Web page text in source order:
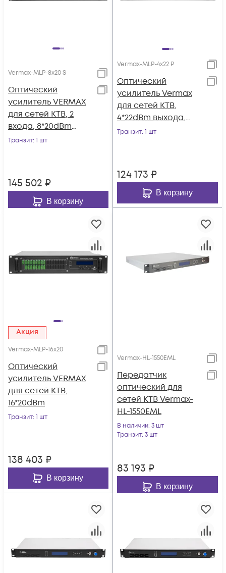
Vermax-MLP-8x20 S
Оптический
усилитель VERMAX
для сетей КТВ, 2
входа, 8*20dBm
выходов
Транзит: 1 шт
145 502 ₽
В корзину
Vermax-MLP-4x22 P
Оптический
усилитель Vermax
для сетей КТВ,
4*22dBm выхода,
WDM фильтр PON
Транзит: 1 шт
124 173 ₽
В корзину
Акция
Vermax-MLP-16x20
Оптический
усилитель VERMAX
для сетей КТВ,
16*20dBm
Транзит: 1 шт
138 403 ₽
В корзину
Vermax-HL-1550EML
Передатчик
оптический для
сетей КТВ Vermax-
HL-1550EML
В наличии: 3 шт
Транзит: 3 шт
83 193 ₽
В корзину